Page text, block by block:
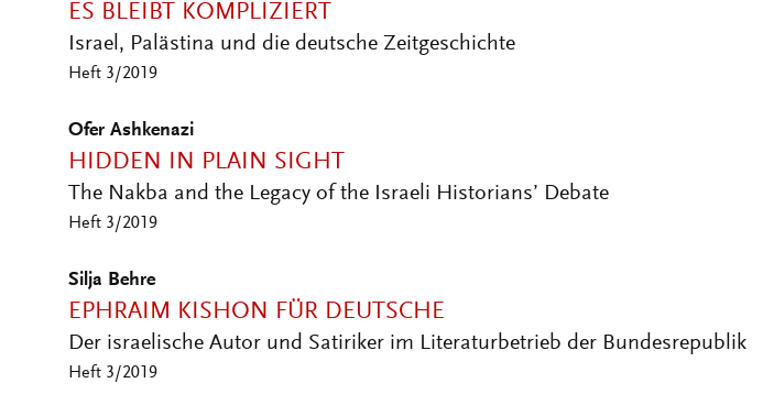
ES BLEIBT KOMPLIZIERT
Israel, Palästina und die deutsche Zeitgeschichte
Heft 3/2019
Ofer Ashkenazi
HIDDEN IN PLAIN SIGHT
The Nakba and the Legacy of the Israeli Historians’ Debate
Heft 3/2019
Silja Behre
EPHRAIM KISHON FÜR DEUTSCHE
Der israelische Autor und Satiriker im Literaturbetrieb der Bundesrepublik
Heft 3/2019